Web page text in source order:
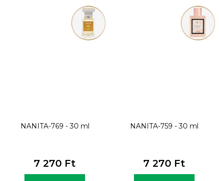
NANITA-769 - 30 ml
7 270 Ft
NANITA-759 - 30 ml
7 270 Ft